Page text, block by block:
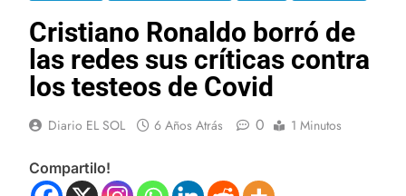
Cristiano Ronaldo borró de
las redes sus críticas contra
los testeos de Covid
Diario EL SOL 6 Años Atrás 0 1 Minutos
Compartilo!